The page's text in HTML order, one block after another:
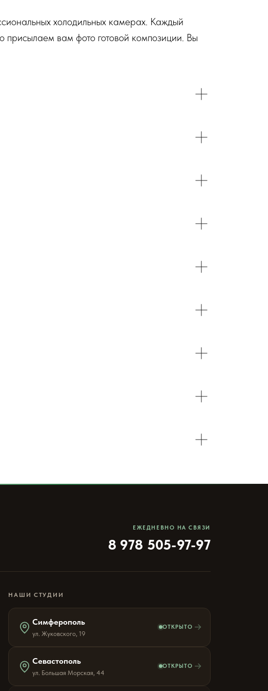
холодильных камерах. Каждый
присылаем вам фото готовой композиции. Вы
ЕЖЕДНЕВНО НА СВЯЗИ
8 978 505-97-97
НАШИ СТУДИИ
Симферополь
ул. Жуковского, 19
ОТКРЫТО →
Севастополь
ул. Большая Морская, 44
ОТКРЫТО →